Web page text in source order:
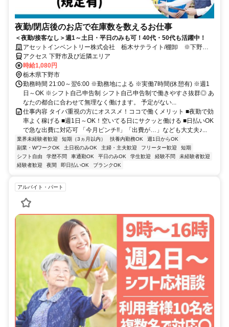
夜勤/閉店後のお店で在庫数を数えるお仕事
＜夜勤/接客なし＞週1～土日・平日のみも可！40代・50代も活躍中！
アセットインベントリー株式会社 栃木サテライト/棚卸 ※下野エ
リア管轄
アクセス 下野市及び近隣エリア
時給1,080円
栃木県下野市
勤務時間 21:00～翌6:00 ※勤務地による ※実働7時間(休憩有) ※週1
日～OK ※シフト自己申告制 シフト自己申告制で働きやすさ抜群◎ あ
なたの都合に合わせて無理なく働けます。 予定がない...
仕事内容 タイパ重視の方にオススメ！ココで働くメリット ■夜勤で効
率よく稼げる ■週1日～OK！空いてる日にサクッと働ける ■日払いOK
で急な出費に対応可 「今月ピンチ!!」「出費が…」なども大丈夫♪...
業界未経験者歓迎 短期（3ヵ月以内） 扶養内勤務OK
週1日からOK
副業・WワークOK
土日祝のみOK 主婦・主夫歓迎 フリーター歓迎
短期
シフト自由
学歴不問 車通勤OK 平日のみOK 学生歓迎 経験不問
未経験者歓迎
経験者歓迎
夜間 即日払いOK ブランクOK
アルバイト・パート